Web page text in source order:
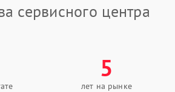
сервисного центра
5
лет на рынке